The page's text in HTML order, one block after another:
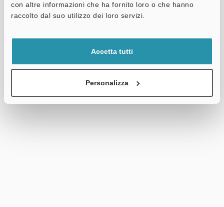
con altre informazioni che ha fornito loro o che hanno
raccolto dal suo utilizzo dei loro servizi.
Accetta tutti
Personalizza